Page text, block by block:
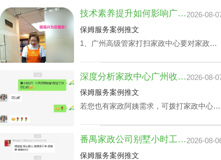
面试达标上岗。
技术素养提升如何影响广州家政中心流程价位2026-08-
保姆服务案例推文
1、广州高级管家打扫家政中心要对家政管
职。 2、为保障客户权利，需对家政管家做
一丝不苟背景调查，完成实名核查、犯罪记
录验证、个人信用报告查询等。 3、广州高
选项，为所有的顾客筹办家政管家方案。
4、要与所有的顾客签署条约，提供项目及
广州家政中心流程价位需列明。
深度分析家政中心广州收费与业务技能专长关系2026-08-
保姆服务案例推文
若您也有家政阿姨需求，可拨打家政中心广
姨。
番禺家政公司别墅小时工收费会因雇主要求而变动？2026-08-
保姆服务案例推文